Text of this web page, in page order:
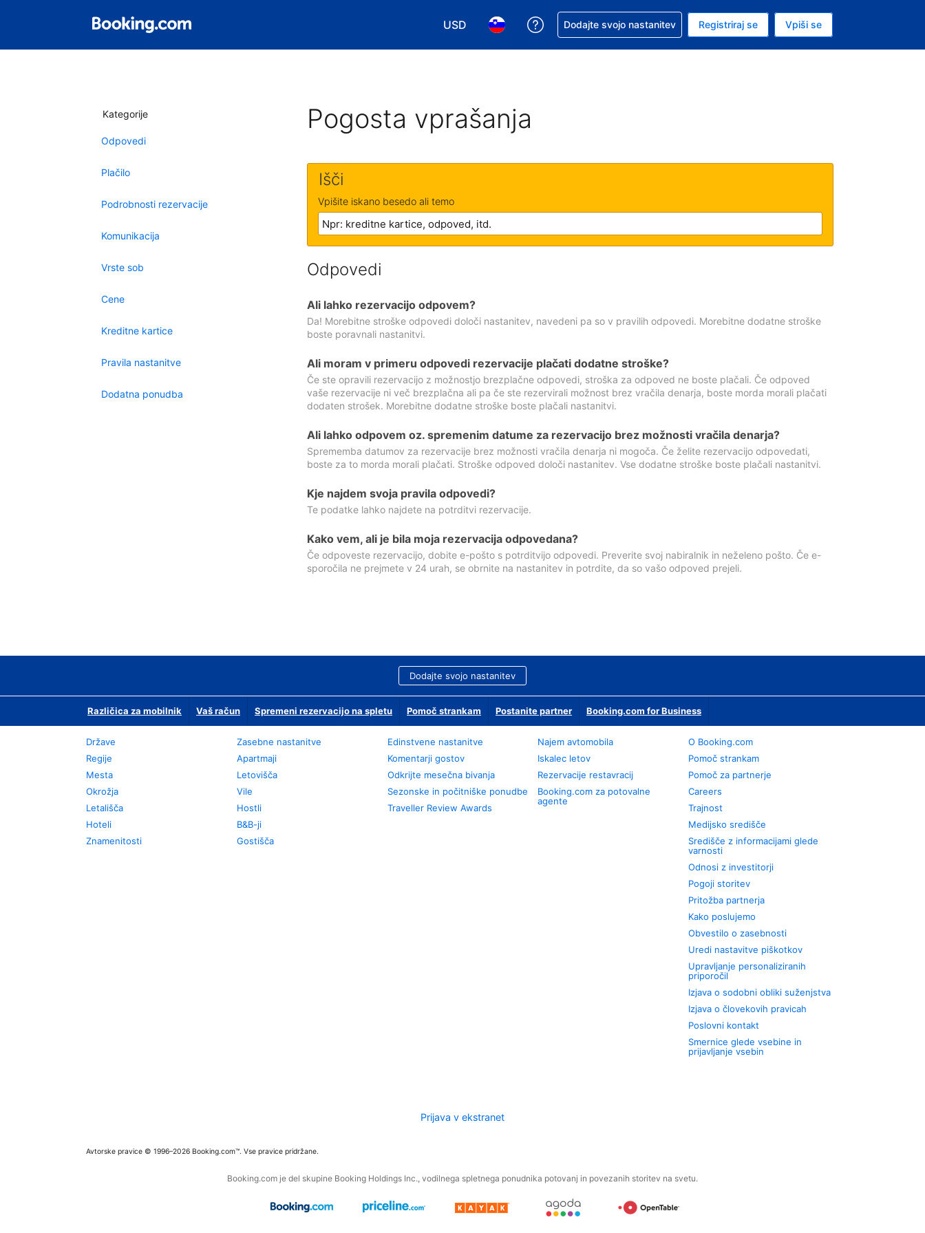
USD
Izbira valute. Vaša trenutna valuta je ameriški dolar
Izbira jezika. Vaš trenutni jezik je Slovenščini
Zaprosite za pomoč pri rezervaciji
Dodajte svojo nastanitev Registriraj se Vpiši se
Kategorije
Odpovedi
Plačilo
Podrobnosti rezervacije
Komunikacija
Vrste sob
Cene
Kreditne kartice
Pravila nastanitve
Dodatna ponudba
Pogosta vprašanja
Išči
Vpišite iskano besedo ali temo
Odpovedi
Ali lahko rezervacijo odpovem?
Da! Morebitne stroške odpovedi določi nastanitev, navedeni pa so v pravilih odpovedi. Morebitne dodatne stroške
boste poravnali nastanitvi.
Ali moram v primeru odpovedi rezervacije plačati dodatne stroške?
Če ste opravili rezervacijo z možnostjo brezplačne odpovedi, stroška za odpoved ne boste plačali. Če odpoved
vaše rezervacije ni več brezplačna ali pa če ste rezervirali možnost brez vračila denarja, boste morda morali plačati
dodaten strošek. Morebitne dodatne stroške boste plačali nastanitvi.
Ali lahko odpovem oz. spremenim datume za rezervacijo brez možnosti vračila denarja?
Sprememba datumov za rezervacije brez možnosti vračila denarja ni mogoča. Če želite rezervacijo odpovedati,
boste za to morda morali plačati. Stroške odpoved določi nastanitev. Vse dodatne stroške boste plačali nastanitvi.
Kje najdem svoja pravila odpovedi?
Te podatke lahko najdete na potrditvi rezervacije.
Kako vem, ali je bila moja rezervacija odpovedana?
Če odpoveste rezervacijo, dobite e-pošto s potrditvijo odpovedi. Preverite svoj nabiralnik in neželeno pošto. Če e-
sporočila ne prejmete v 24 urah, se obrnite na nastanitev in potrdite, da so vašo odpoved prejeli.
Dodajte svojo nastanitev
Različica za mobilnik Vaš račun Spremeni rezervacijo na spletu Pomoč strankam Postanite partner Booking.com for Business
Države
Regije
Mesta
Okrožja
Letališča
Hoteli
Znamenitosti
Zasebne nastanitve
Apartmaji
Letovišča
Vile
Hostli
B&B-ji
Gostišča
Edinstvene nastanitve
Komentarji gostov
Odkrijte mesečna bivanja
Sezonske in počitniške ponudbe
Traveller Review Awards
Najem avtomobila
Iskalec letov
Rezervacije restavracij
Booking.com za potovalne
agente
O Booking.com
Pomoč strankam
Pomoč za partnerje
Careers
Trajnost
Medijsko središče
Središče z informacijami glede
varnosti
Odnosi z investitorji
Pogoji storitev
Pritožba partnerja
Kako poslujemo
Obvestilo o zasebnosti
Uredi nastavitve piškotkov
Upravljanje personaliziranih
priporočil
Izjava o sodobni obliki suženjstva
Izjava o človekovih pravicah
Poslovni kontakt
Smernice glede vsebine in
prijavljanje vsebin
Prijava v ekstranet
Avtorske pravice © 1996–2026 Booking.com™. Vse pravice pridržane.
Booking.com je del skupine Booking Holdings Inc., vodilnega spletnega ponudnika potovanj in povezanih storitev na svetu.